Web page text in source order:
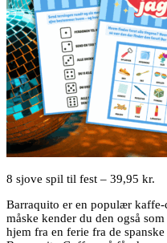
8 sjove spil til fest – 39,95 kr.
Barraquito er en populær
måske kender du den også
hjem fra en ferie fra de